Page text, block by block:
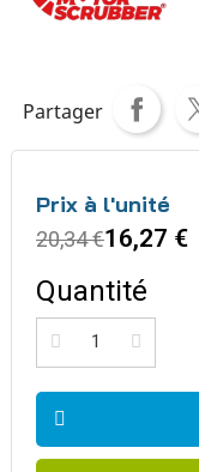
Partager
Prix à l'unité
20,34 €16,27 €
Quantité